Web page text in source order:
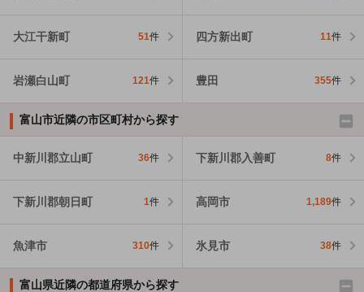
大江干新町 51件 四方新出町 11件
岩瀬白山町 121件 豊田 355件
富山市近隣の市区町村から探す
中新川郡立山町 36件 下新川郡入善町 8件
下新川郡朝日町 1件 高岡市 1,189件
魚津市 310件 氷見市 38件
富山県近隣の都道府県から探す